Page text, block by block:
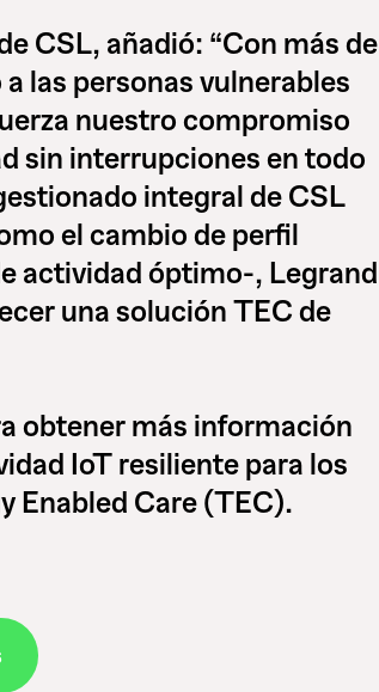
CSL, añadió: “Con más de
las personas vulnerables
nuestro compromiso
sin interrupciones en todo
integral de CSL
el cambio de perfil
actividad óptimo-, Legrand
una solución TEC de
obtener más información
IoT resiliente para los
Enabled Care (TEC).